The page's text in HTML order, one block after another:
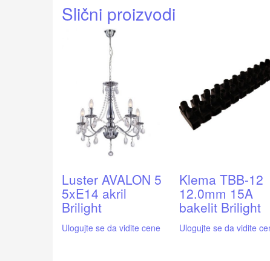
Slični proizvodi
Luster AVALON 5
5xE14 akril
Brilight
Ulogujte se da vidite cene
Klema TBB-12
12.0mm 15A
bakelit Brilight
Ulogujte se da vidite